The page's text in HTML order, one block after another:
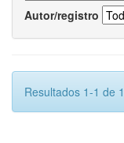
Autor/registro
Resultados 1-1 de